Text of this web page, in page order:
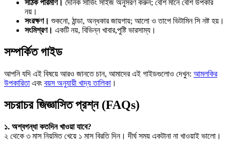
সঠিক পরিমাণ। দৈনিক সার্ভিং সাইজ অনুসরণ করুন; বেশি মানে বেশি উপকার
নয়।
সংরক্ষণ। শুকনো, ঠান্ডা, অন্ধকার জায়গায়; আলো ও তাপে ভিটামিন সি নষ্ট হয়।
সংমিশ্রণ। একটি নয়, বিভিন্ন খাবার,পুষ্টি ভারসাম্য।
সম্পর্কিত গাইড
আপনি যদি এই বিষয়ে আরও জানতে চান, আমাদের এই গাইডগুলোও দেখুন: আমলকির
উপকারিতা এবং বয়স অনুযায়ী খাদ্য তালিকা ।
সচরাচর জিজ্ঞাসিত প্রশ্ন (FAQs)
১. অশ্বগন্ধা কতদিন খাওয়া যাবে?
২ থেকে ৩ মাস নিয়মিত খেয়ে ১ মাস বিরতি দিন। দীর্ঘ সময় একটানা না খাওয়াই ভালো।